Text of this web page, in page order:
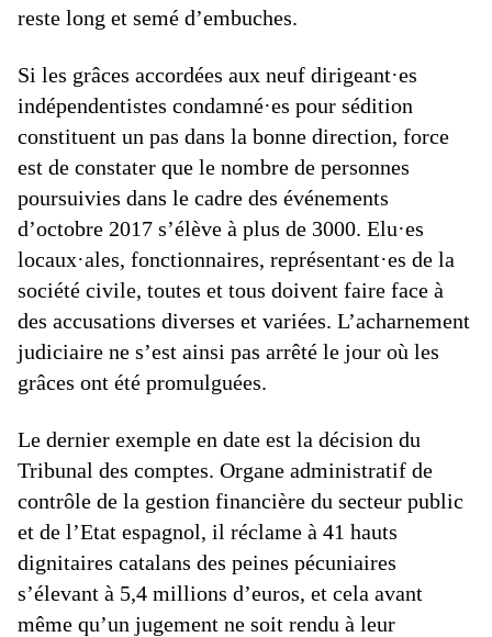
reste long et semé d’embuches.
Si les grâces accordées aux neuf dirigeant·es
indépendentistes condamné·es pour sédition
constituent un pas dans la bonne direction, force
est de constater que le nombre de personnes
poursuivies dans le cadre des événements
d’octobre 2017 s’élève à plus de 3000. Elu·es
locaux·ales, fonctionnaires, représentant·es de la
société civile, toutes et tous doivent faire face à
des accusations diverses et variées. L’acharnement
judiciaire ne s’est ainsi pas arrêté le jour où les
grâces ont été promulguées.
Le dernier exemple en date est la décision du
Tribunal des comptes. Organe administratif de
contrôle de la gestion financière du secteur public
et de l’Etat espagnol, il réclame à 41 hauts
dignitaires catalans des peines pécuniaires
s’élevant à 5,4 millions d’euros, et cela avant
même qu’un jugement ne soit rendu à leur